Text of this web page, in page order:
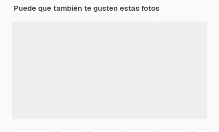
Puede que también te gusten estas fotos